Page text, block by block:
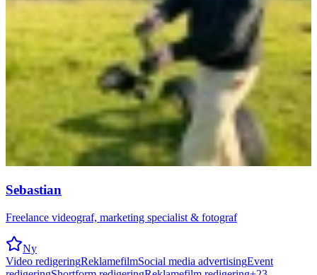
Sebastian
Freelance videograf, marketing specialist & fotograf
Ny
Video redigeringReklamefilmSocial media advertisingEvent